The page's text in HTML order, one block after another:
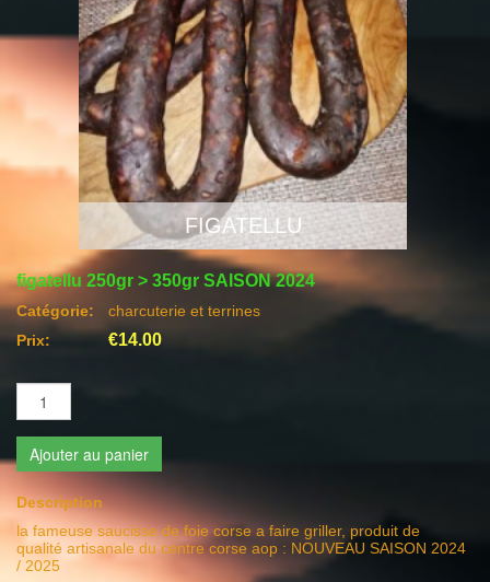
FIGATELLU
figatellu 250gr > 350gr SAISON 2024
Catégorie:
charcuterie et terrines
Prix:
€14.00
Ajouter au panier
Description
la fameuse saucisse de foie corse a faire griller, produit de
qualité artisanale du centre corse aop : NOUVEAU SAISON 2024
/ 2025